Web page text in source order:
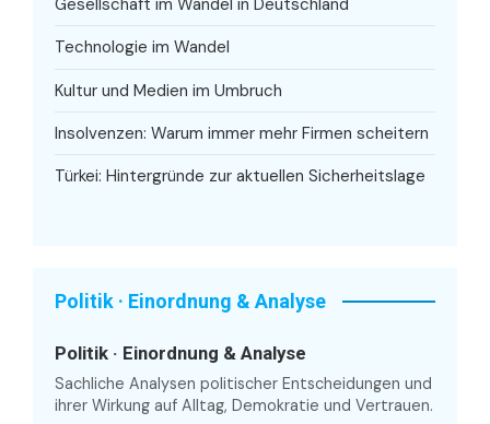
Technologie im Wandel
Kultur und Medien im Umbruch
Insolvenzen: Warum immer mehr Firmen scheitern
Türkei: Hintergründe zur aktuellen Sicherheitslage
Politik · Einordnung & Analyse
Politik · Einordnung & Analyse
Sachliche Analysen politischer Entscheidungen und
ihrer Wirkung auf Alltag, Demokratie und Vertrauen.